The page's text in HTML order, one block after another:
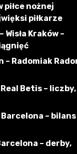
piłce nożnej
piłkarze
Kraków –
– Radomiak
Betis – liczby,
– bilans
– derby,